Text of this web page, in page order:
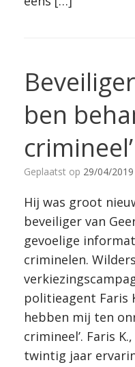
ben
crimineel’
Geplaatst op 29/04/2019
Hij was groot
beveiliger van
gevoelige
criminelen.
politieagent Faris
hebben mij ten
crimineel’. Faris
twintig jaar